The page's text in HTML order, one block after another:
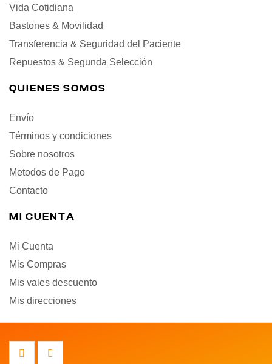
Vida Cotidiana
Bastones & Movilidad
Transferencia & Seguridad del Paciente
Repuestos & Segunda Selección
QUIENES SOMOS
Envío
Términos y condiciones
Sobre nosotros
Metodos de Pago
Contacto
MI CUENTA
Mi Cuenta
Mis Compras
Mis vales descuento
Mis direcciones